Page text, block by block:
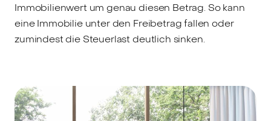
Immobilienwert um genau diesen Betrag. So kann
eine Immobilie unter den Freibetrag fallen oder
zumindest die Steuerlast deutlich sinken.